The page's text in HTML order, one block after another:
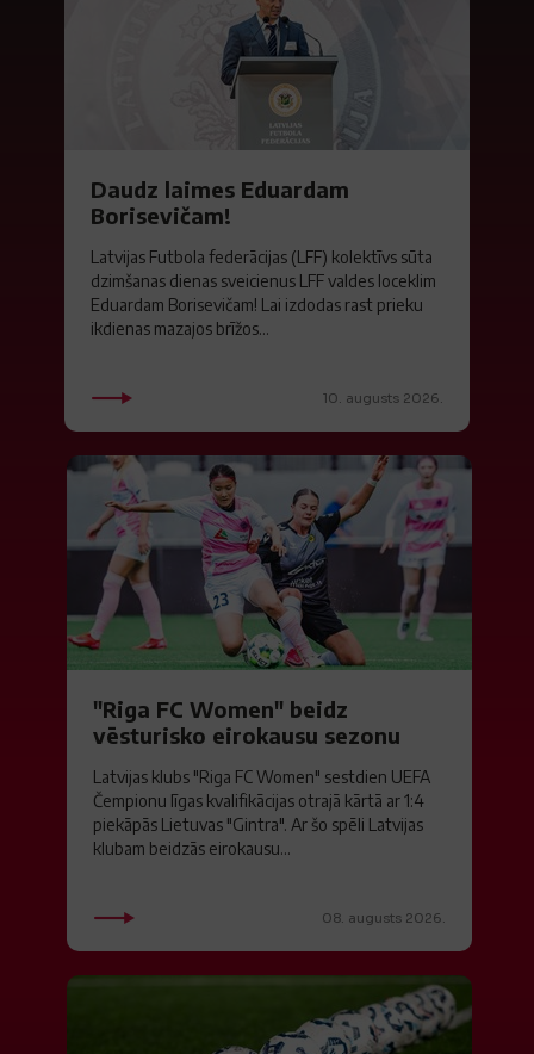
Daudz laimes Eduardam
Borisevičam!
Latvijas Futbola federācijas (LFF) kolektīvs sūta
dzimšanas dienas sveicienus LFF valdes loceklim
Eduardam Borisevičam! Lai izdodas rast prieku
ikdienas mazajos brīžos...
10. augusts 2026.
"Riga FC Women" beidz
vēsturisko eirokausu sezonu
Latvijas klubs "Riga FC Women" sestdien UEFA
Čempionu līgas kvalifikācijas otrajā kārtā ar 1:4
piekāpās Lietuvas "Gintra". Ar šo spēli Latvijas
klubam beidzās eirokausu...
08. augusts 2026.